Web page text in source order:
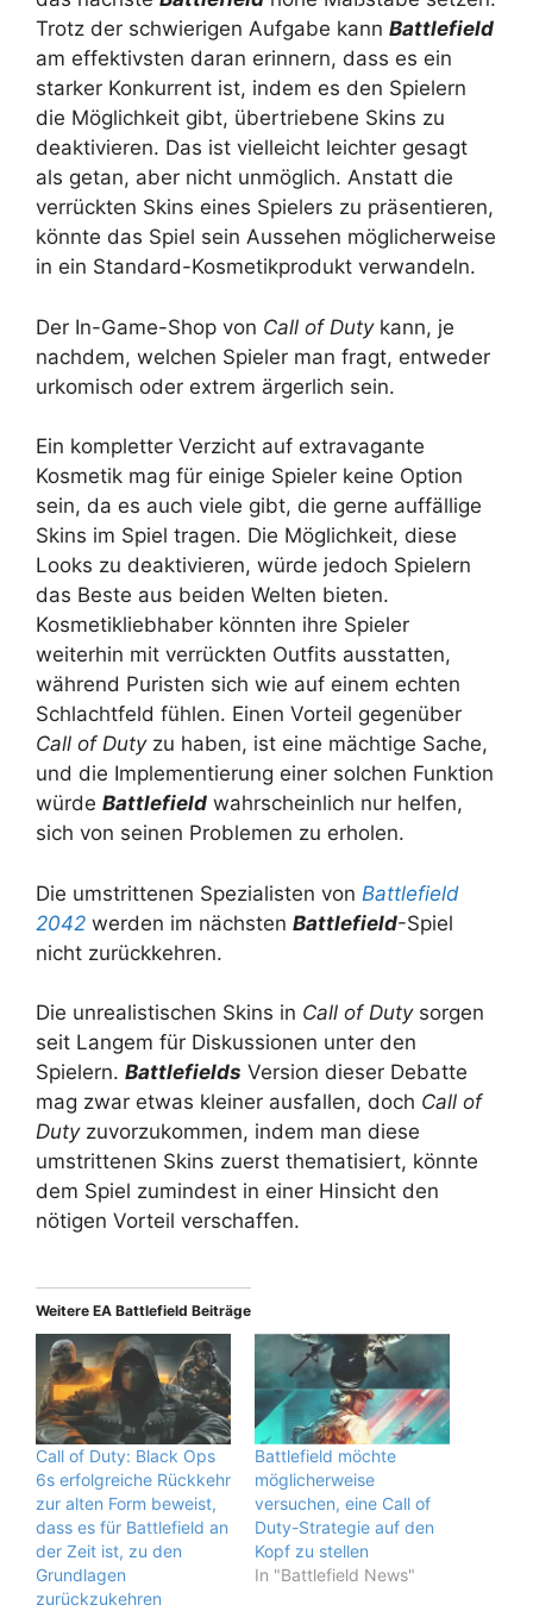
Trotz der schwierigen Aufgabe kann Battlefield
am effektivsten daran erinnern, dass es ein
starker Konkurrent ist, indem es den Spielern
die Möglichkeit gibt, übertriebene Skins zu
deaktivieren. Das ist vielleicht leichter gesagt
als getan, aber nicht unmöglich. Anstatt die
verrückten Skins eines Spielers zu präsentieren,
könnte das Spiel sein Aussehen möglicherweise
in ein Standard-Kosmetikprodukt verwandeln.
Der In-Game-Shop von Call of Dutykann, je
nachdem, welchen Spieler man fragt, entweder
urkomisch oder extrem ärgerlich sein.
Ein kompletter Verzicht auf extravagante
Kosmetik mag für einige Spieler keine Option
sein, da es auch viele gibt, die gerne auffällige
Skins im Spiel tragen. Die Möglichkeit, diese
Looks zu deaktivieren, würde jedoch Spielern
das Beste aus beiden Welten bieten.
Kosmetikliebhaber könnten ihre Spieler
weiterhin mit verrückten Outfits ausstatten,
während Puristen sich wie auf einem echten
Schlachtfeld fühlen. Einen Vorteil gegenüber
Call of Dutyzu haben, ist eine mächtige Sache,
und die Implementierung einer solchen Funktion
würde Battlefield wahrscheinlich nur helfen,
sich von seinen Problemen zu erholen.
Die umstrittenen Spezialisten von Battlefield
2042 werden im nächsten Battlefield-Spiel
nicht zurückkehren.
Die unrealistischen Skins in Call of Dutysorgen
seit Langem für Diskussionen unter den
Spielern. Battlefields Version dieser Debatte
mag zwar etwas kleiner ausfallen, doch Call of
Dutyzuvorzukommen, indem man diese
umstrittenen Skins zuerst thematisiert, könnte
dem Spiel zumindest in einer Hinsicht den
nötigen Vorteil verschaffen.
Weitere EA Battlefield Beiträge
Call of Duty: Black Ops
6s erfolgreiche Rückkehr
zur alten Form beweist,
dass es für Battlefield an
der Zeit ist, zu den
Grundlagen
zurückzukehren
Battlefield möchte
möglicherweise
versuchen, eine Call of
Duty-Strategie auf den
Kopf zu stellen
In "Battlefield News"